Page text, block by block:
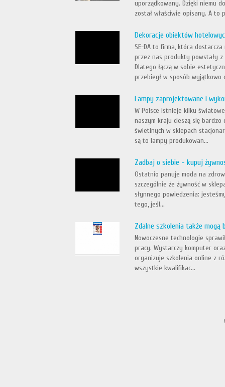
uporządkowany. Dzięki niemu
został właściwie opisany. A to
Dekoracje obiektów
SE-DA to firma, która
przez nas produkty powstały z
Dlatego łączą w sobie
przebiegł w sposób wyjątkowo
Lampy zaprojektowane i
W Polsce istnieje kilku
naszym kraju cieszą się bardzo
świetlnych w sklepach
są to lampy produkowan...
Zadbaj o siebie - kupuj
Ostatnio panuje moda na
szczególnie że żywność w
słynnego powiedzenia:
tego, jeśl...
Zdalne szkolenia także mogą
Nowoczesne technologie
pracy. Wystarczy komputer
organizuje szkolenia online z
wszystkie kwalifikac...